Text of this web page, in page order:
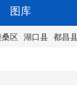
图库
桑区 湖口县 都昌